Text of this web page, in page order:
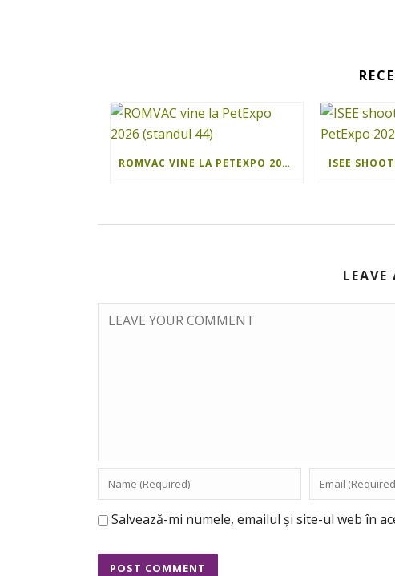
ROMVAC VINE LA PETEXPO 2026 (STANDUL 44)
Salvează-mi numele, emailul și site-ul web în